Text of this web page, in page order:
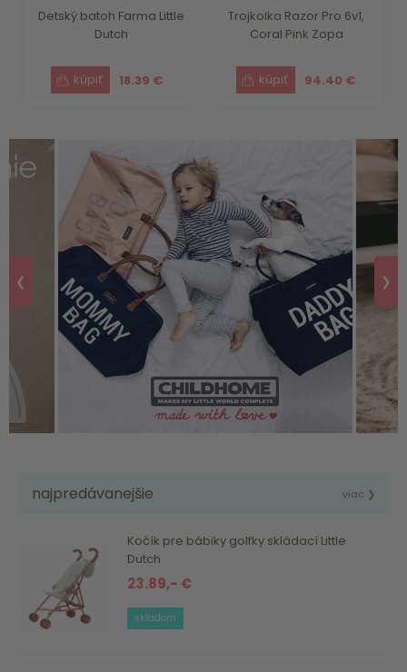
Detský batoh Farma Little
Dutch
18.39 €
Trojkolka Razor Pro 6v1,
Coral Pink Zopa
94.40 €
❮ ❯
najpredávanejšie viac ❯
Kočík pre bábiky golfky skládací Little
Dutch
23.89,- €
skladom